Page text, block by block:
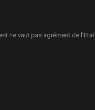
ne vaut pas agrément de l’Etat